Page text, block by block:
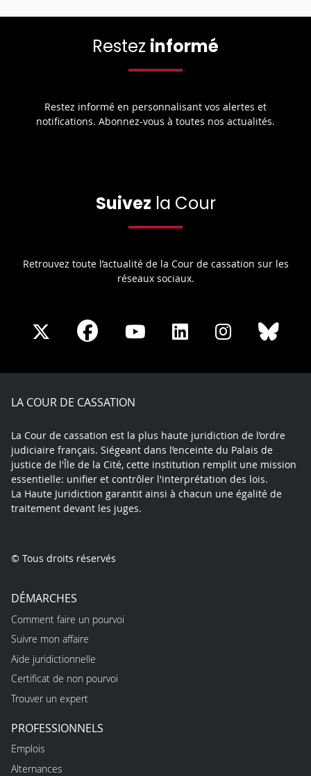
Restez informé
Restez informé en personnalisant vos alertes et
notifications. Abonnez-vous à toutes nos actualités.
Suivez la Cour
Retrouvez toute l’actualité de la Cour de cassation sur les
réseaux sociaux.
Share
X
Share
Facebook
Share
Youtube
Share
LinkedIn
Share
Instagram
LA COUR DE CASSATION
La Cour de cassation est la plus haute juridiction de l’ordre
judiciaire français. Siégeant dans l’enceinte du Palais de
justice de l'Île de la Cité, cette institution remplit une mission
essentielle: unifier et contrôler l'interprétation des lois.
La Haute Juridiction garantit ainsi à chacun une égalité de
traitement devant les juges.
© Tous droits réservés
DÉMARCHES
Comment faire un pourvoi
Suivre mon affaire
Aide juridictionnelle
Certificat de non pourvoi
Trouver un expert
PROFESSIONNELS
Emplois
Alternances